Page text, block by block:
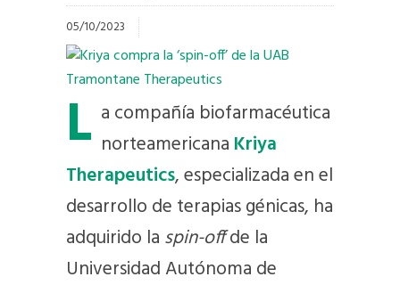
05/10/2023
L a compañía biofarmacéutica
norteamericana Kriya
Therapeutics, especializada en el
desarrollo de terapias génicas, ha
adquirido la spin-offde la
Universidad Autónoma de